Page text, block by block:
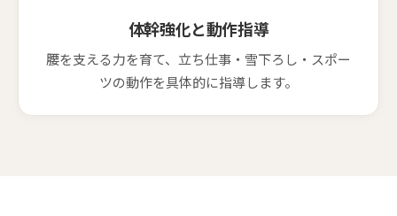
体幹強化と動作指導
腰を支える力を育て、立ち仕事・雪下ろし・スポー
ツの動作を具体的に指導します。